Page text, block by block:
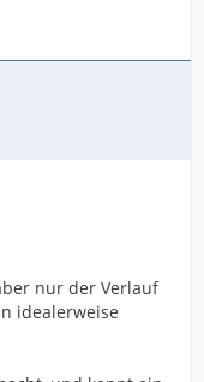
nur der Verlauf
idealerweise